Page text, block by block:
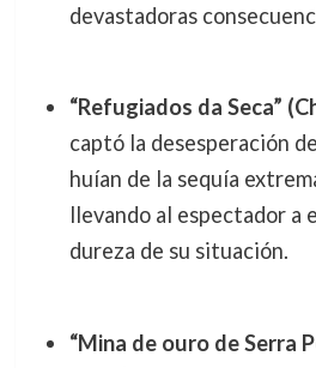
devastadoras
“Refugiados da Seca”
captó la desesperación
huían de la sequía
llevando al espectador a
dureza de su situación.
“Mina de ouro de Serra